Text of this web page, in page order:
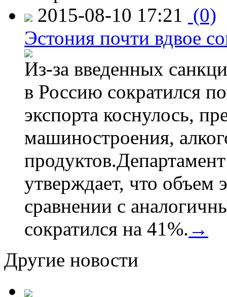
2015-08-10 17:21 (0)
Эстония почти вдвое
Из-за введенных
в Россию сократился
экспорта коснулось,
машиностроения,
утверждает, что объем
сравнении с
сократился на 41%. →
Другие новости